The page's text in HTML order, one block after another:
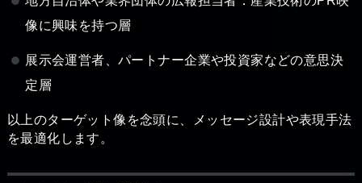
像に興味を持つ層
展示会運営者、パートナー企業や投資家などの意思決
定層
以上のターゲット像を念頭に、メッセージ設計や表現手法
を最適化します。